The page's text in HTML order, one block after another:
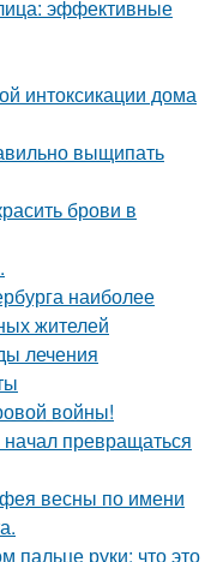
эффективные
интоксикации дома
выщипать
брови в
наиболее
жителей
лечения
войны!
превращаться
весны по имени
пальце руки: что это